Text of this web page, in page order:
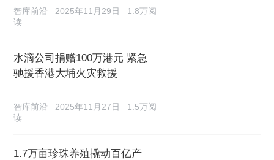
智库前沿 2025年11月29日
1.8万阅
读
水滴公司捐赠100万港元 紧急
驰援香港大埔火灾救援
智库前沿 2025年11月27日
1.5万阅
读
1.7万亩珍珠养殖撬动百亿产